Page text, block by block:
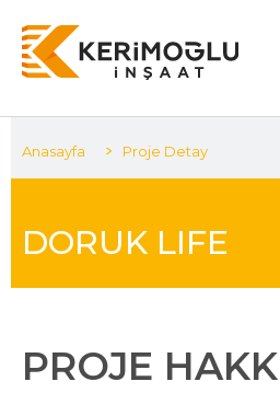
Anasayfa Proje Detay
DORUK LIFE
PROJE